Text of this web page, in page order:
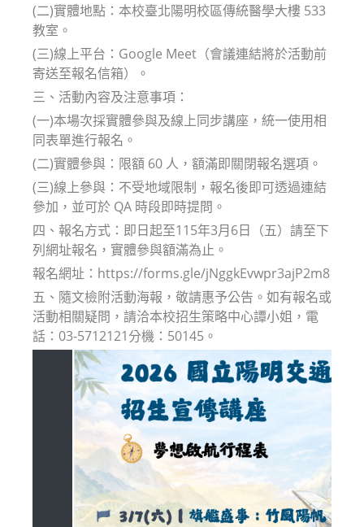
(二)實體地點：本校臺北陽明校區傳統醫學大樓 533
教室。
(三)線上平台：Google Meet（會議連結將於活動前
寄送至報名信箱）。
三、活動內容及注意事項：
(一)本場次採實體參與及線上同步講座，統一使用相
同表單進行報名。
(二)實體參與：限額 60 人，額滿即關閉報名選項。
(三)線上參與：不受地域限制，報名後即可透過連結
參加，並可於 QA 時段即時提問。
四、報名方式：即日起至115年3月6日（五）請至下
列網址報名，實體參與額滿為止。
報名網址：https://forms.gle/jNggkEvwpr3ajP2m8
五、隨文檢附活動海報，敬請惠予公告。如有報名或
活動相關疑問，請洽本校招生策略中心譚小姐，電
話：03-5712121分機：50145。